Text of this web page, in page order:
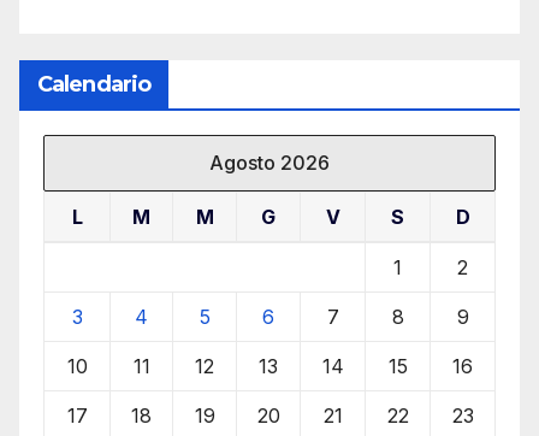
Calendario
Agosto 2026
L M M G V S D
1 2
3 4 5 6 7 8 9
10 11 12 13 14 15 16
17 18 19 20 21 22 23